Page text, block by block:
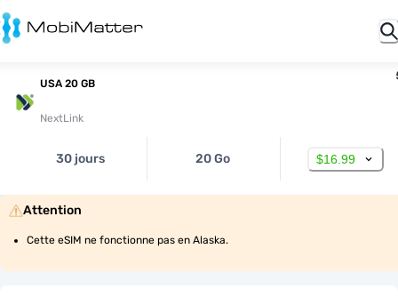
USA 20 GB
NextLink
30 jours 20 Go $16.99
Attention
Cette eSIM ne fonctionne pas en Alaska.